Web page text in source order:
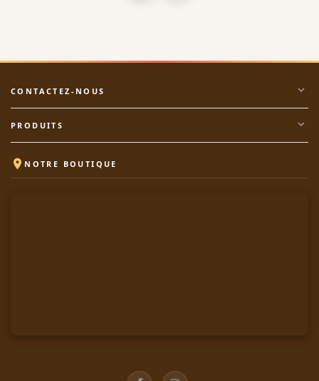
CONTACTEZ-NOUS expand_more
PRODUITS expand_more
 NOTRE BOUTIQUE